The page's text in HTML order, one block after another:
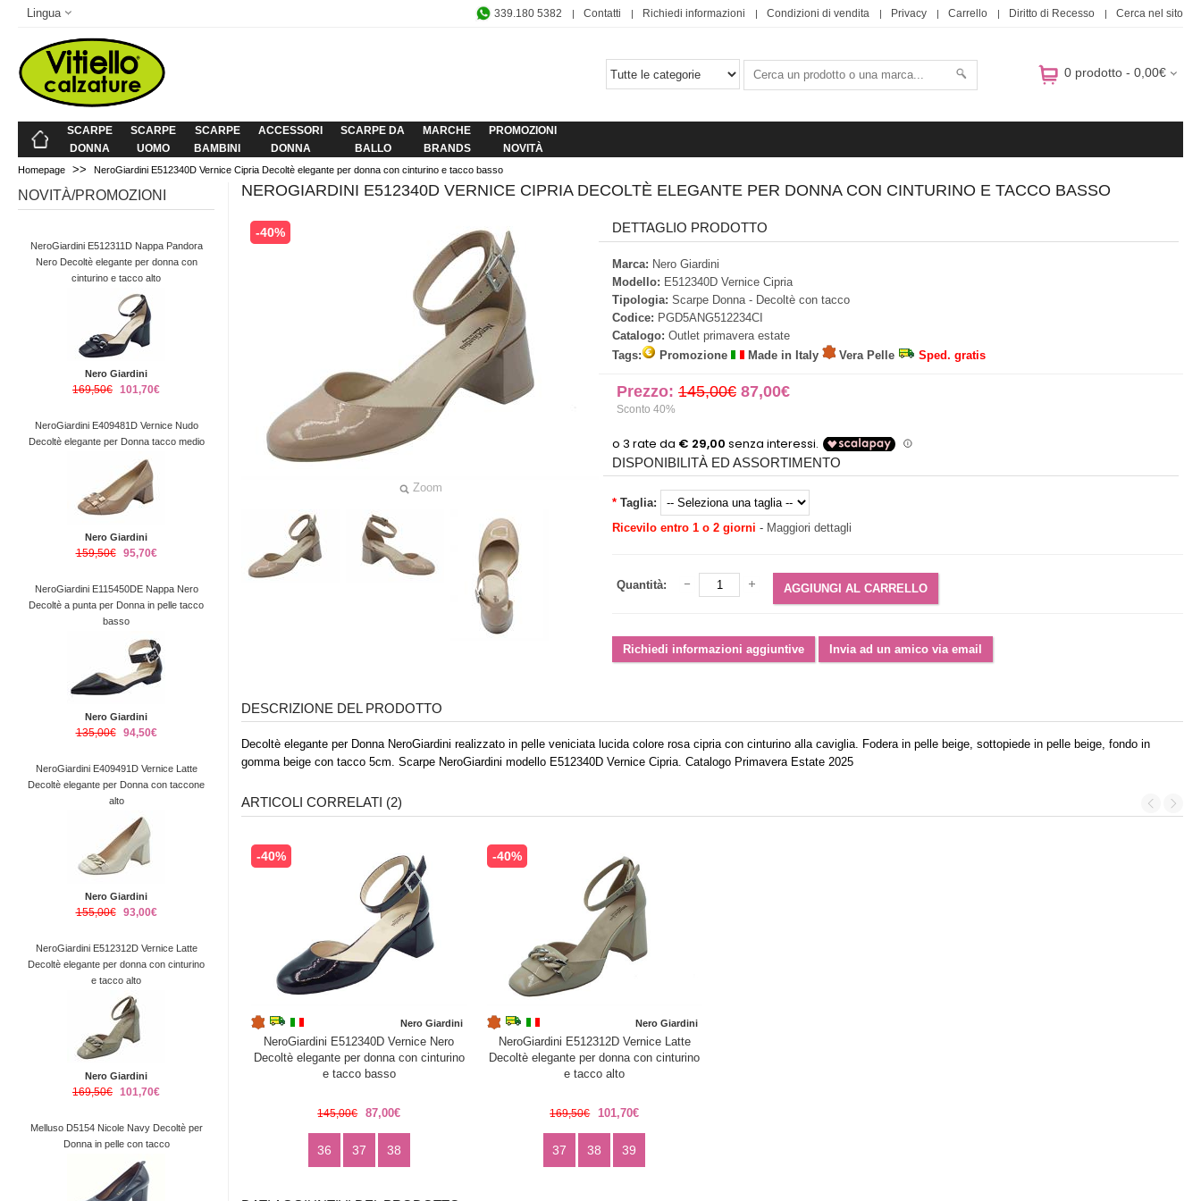
Lingua 339.180 5382 Contatti Richiedi informazioni Condizioni di vendita Privacy Carrello Diritto di Recesso Cerca nel sito
0 prodotto - 0,00€
SCARPE
DONNA
SCARPE
UOMO
SCARPE
BAMBINI
ACCESSORI
DONNA
SCARPE DA
BALLO
MARCHE
BRANDS
PROMOZIONI
NOVITÀ
Homepage >> NeroGiardini E512340D Vernice Cipria Decoltè elegante per donna con cinturino e tacco basso
NOVITÀ/PROMOZIONI
NeroGiardini E512311D Nappa Pandora
Nero Decoltè elegante per donna con
cinturino e tacco alto
Nero Giardini
169,50€ 101,70€
NeroGiardini E409481D Vernice Nudo
Decoltè elegante per Donna tacco medio
Nero Giardini
159,50€ 95,70€
NeroGiardini E115450DE Nappa Nero
Decoltè a punta per Donna in pelle tacco
basso
Nero Giardini
135,00€ 94,50€
NeroGiardini E409491D Vernice Latte
Decoltè elegante per Donna con taccone
alto
Nero Giardini
155,00€ 93,00€
NeroGiardini E512312D Vernice Latte
Decoltè elegante per donna con cinturino
e tacco alto
Nero Giardini
169,50€ 101,70€
Melluso D5154 Nicole Navy Decoltè per
Donna in pelle con tacco
NEROGIARDINI E512340D VERNICE CIPRIA DECOLTÈ ELEGANTE PER DONNA CON CINTURINO E TACCO BASSO
Zoom
-40% DETTAGLIO PRODOTTO
Marca: Nero Giardini
Modello: E512340D Vernice Cipria
Tipologia: Scarpe Donna - Decoltè con tacco
Codice: PGD5ANG512234CI
Catalogo: Outlet primavera estate
Tags:
Promozione Made in Italy Vera Pelle Sped. gratis
Prezzo: 145,00€ 87,00€
Sconto 40%
DISPONIBILITÀ ED ASSORTIMENTO
* Taglia:
Ricevilo entro 1 o 2 giorni - Maggiori dettagli
Quantità:
DESCRIZIONE DEL PRODOTTO
Decoltè elegante per Donna NeroGiardini realizzato in pelle veniciata lucida colore rosa cipria con cinturino alla caviglia. Fodera in pelle beige, sottopiede in pelle beige, fondo in
gomma beige con tacco 5cm. Scarpe NeroGiardini modello E512340D Vernice Cipria. Catalogo Primavera Estate 2025
ARTICOLI CORRELATI (2)
-40%
Nero Giardini
NeroGiardini E512340D Vernice Nero
Decoltè elegante per donna con cinturino
e tacco basso
145,00€ 87,00€
36 37 38
-40%
Nero Giardini
NeroGiardini E512312D Vernice Latte
Decoltè elegante per donna con cinturino
e tacco alto
169,50€ 101,70€
37 38 39